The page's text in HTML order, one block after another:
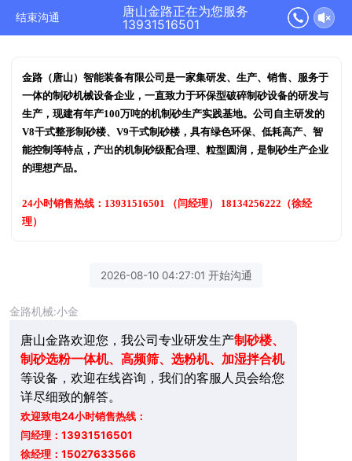
结束沟通
唐山金路正在为您服务
13931516501
金路（唐山）智能装备有限公司是一家集研发、生产、销售、服务于
一体的制砂机械设备企业 ，一直致力于环保型破碎制砂设备的研发与
生产，现建有年产100万吨的机制砂生产实践基地。公司自主研发的
V8干式整形制砂楼、V9干式制砂楼 ，具有绿色环保、低耗高产、智
能控制等特点，产出的机制砂级配合理、粒型圆润 ，是制砂生产企业
的理想产品。
24小时销售热线： 13931516501 （闫经理） 18134256222（徐经
理）
2026-08-10 04:27:01 开始沟通
金路机械:小金
唐山金路欢迎您，我公司专业研发生产制砂楼、
制砂选粉一体机、高频筛、选粉机、加湿拌合机
等设备，欢迎在线咨询，我们的客服人员会给您
详尽细致的解答。
欢迎致电24小时销售热线：
闫经理：13931516501
徐经理：15027633566